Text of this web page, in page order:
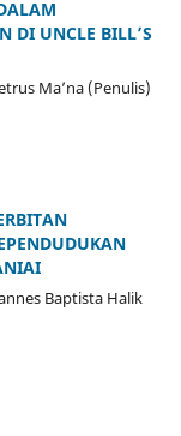
DI UNCLE BILL’S
Ma’na (Penulis)
Baptista Halik